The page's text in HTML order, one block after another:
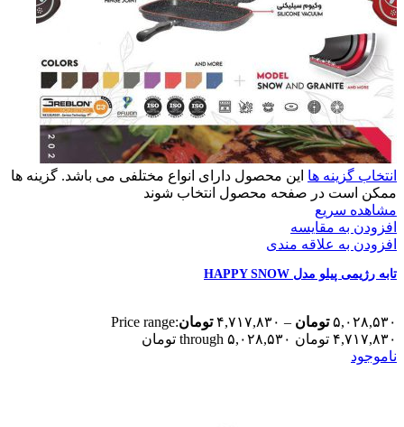
انتخاب گزینه ها این محصول دارای انواع مختلفی می باشد. گزینه ها
ممکن است در صفحه محصول انتخاب شوند
مشاهده سریع
افزودن به مقایسه
افزودن به علاقه مندی
تابه رژیمی پیلو مدل HAPPY SNOW
۵,۰۲۸,۵۳۰ تومان – ۴,۷۱۷,۸۳۰ تومانPrice range:
۴,۷۱۷,۸۳۰ تومان through ۵,۰۲۸,۵۳۰ تومان
ناموجود